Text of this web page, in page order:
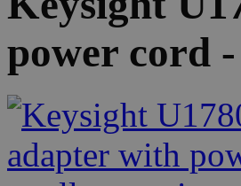
power cord